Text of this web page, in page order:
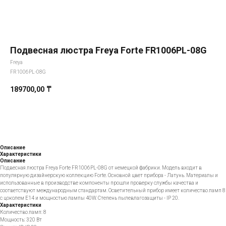
Подвесная люстра Freya Forte FR1006PL-08G
Freya
FR1006PL-08G
189700,00 ₸
Описание
Характеристики
Описание
Подвесная люстра Freya Forte FR1006PL-08G от немецкой фабрики. Модель входит в
популярную дизайнерскую коллекцию Forte. Основной цвет прибора - Латунь. Материалы и
использованные в производстве компоненты прошли проверку службы качества и
соответствуют международным стандартам. Осветительный прибор имеет количество ламп 8
с цоколем E14 и мощностью лампы 40W. Степень пылевлагозащиты - IP 20.
Характеристики
Количество ламп: 8
Мощность: 320 Вт